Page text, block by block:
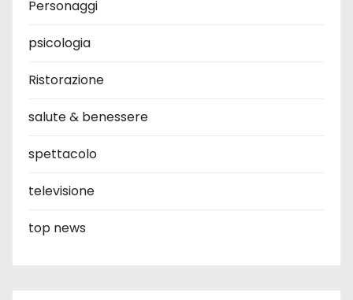
Personaggi
psicologia
Ristorazione
salute & benessere
spettacolo
televisione
top news